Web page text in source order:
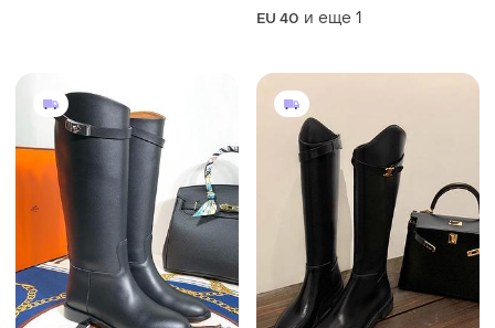
EU 40 и еще 1